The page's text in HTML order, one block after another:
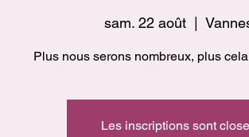
sam. 22 août
  |
Plus nous serons nombreux, plus
Les inscriptions sont